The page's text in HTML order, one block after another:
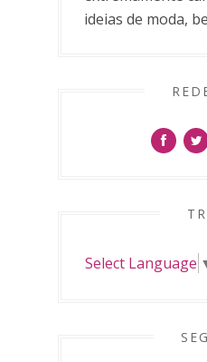
ideias de moda,
Select Language